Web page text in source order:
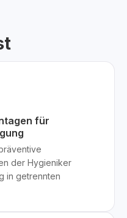
für
der Hygieniker
in getrennten